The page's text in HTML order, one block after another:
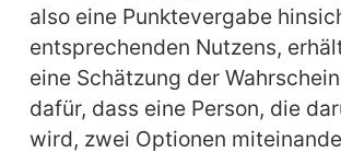
also eine Punktevergabe
entsprechenden Nutzens,
eine Schätzung der
dafür, dass eine Person, die
wird, zwei Optionen